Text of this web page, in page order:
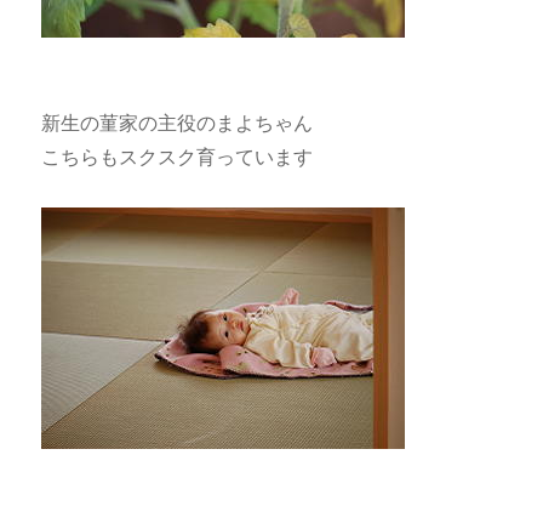
新生の菫家の主役のまよちゃん
こちらもスクスク育っています